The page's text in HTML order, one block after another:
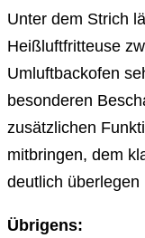
Unter dem Strich
Heißluftfritteuse
Umluftbackofen
besonderen
zusätzlichen
mitbringen, dem
deutlich überlegen
Übrigens: